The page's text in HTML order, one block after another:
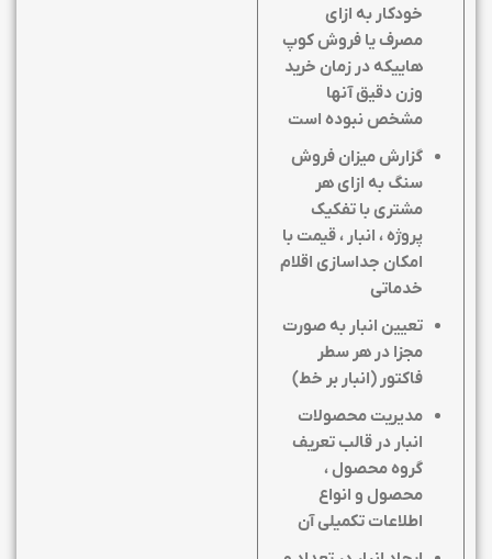
خودکار به ازای
مصرف یا فروش کوپ
هاییکه در زمان خرید
وزن دقیق آنها
مشخص نبوده است
گزارش میزان فروش
سنگ به ازای هر
مشتری با تفکیک
پروژه ، انبار ، قیمت با
امکان جداسازی اقلام
خدماتی
تعیین انبار به صورت
مجزا در هر سطر
فاکتور (انبار بر خط)
مدیریت محصولات
انبار در قالب تعریف
گروه محصول ،
محصول و انواع
اطلاعات تکمیلی آن